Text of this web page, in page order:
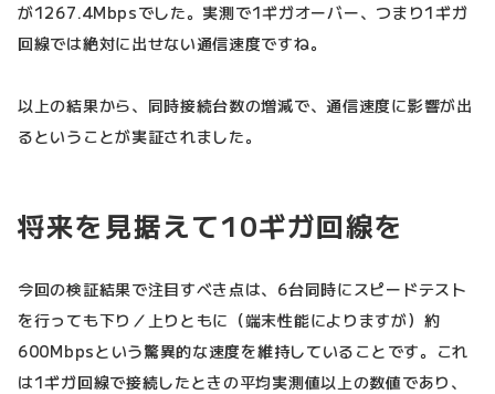
が1267.4Mbpsでした。実測で1ギガオーバー、つまり1ギガ
回線では絶対に出せない通信速度ですね。
以上の結果から、同時接続台数の増減で、通信速度に影響が出
るということが実証されました。
将来を見据えて10ギガ回線を
今回の検証結果で注目すべき点は、6台同時にスピードテスト
を行っても下り／上りともに（端末性能によりますが）約
600Mbpsという驚異的な速度を維持していることです。これ
は1ギガ回線で接続したときの平均実測値以上の数値であり、